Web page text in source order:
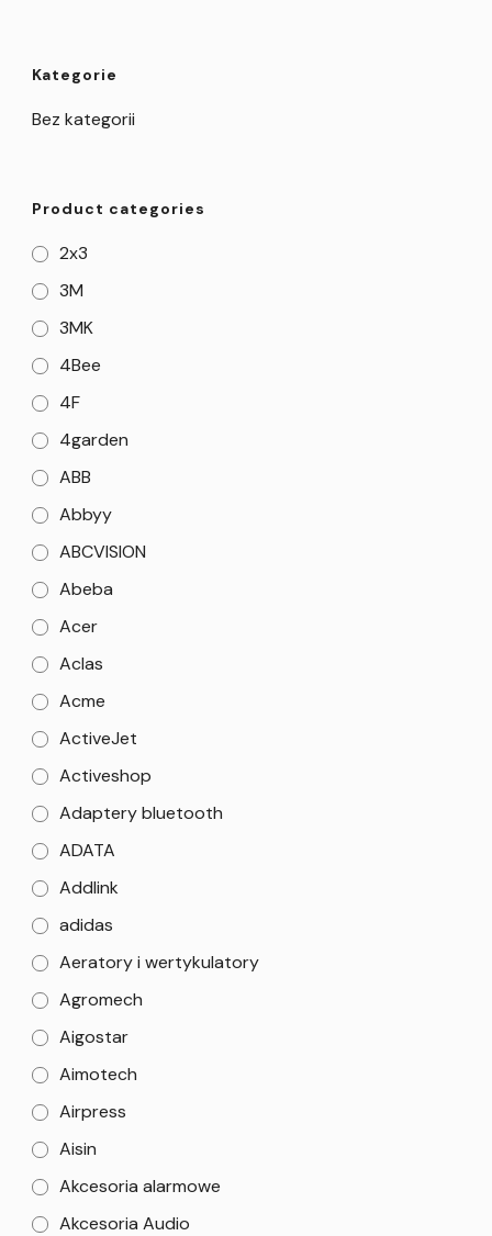
Kategorie
Bez kategorii
Product categories
2x3
3M
3MK
4Bee
4F
4garden
ABB
Abbyy
ABCVISION
Abeba
Acer
Aclas
Acme
ActiveJet
Activeshop
Adaptery bluetooth
ADATA
Addlink
adidas
Aeratory i wertykulatory
Agromech
Aigostar
Aimotech
Airpress
Aisin
Akcesoria alarmowe
Akcesoria Audio